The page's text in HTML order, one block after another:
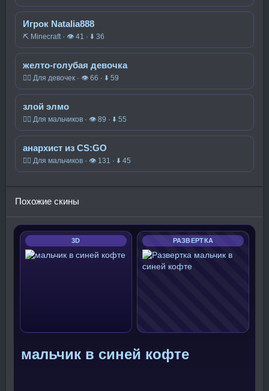
Игрок Natalia888
⛏️ Minecraft · 👁 41 · ⬇ 36
желто-голубая девочка
🧍‍♀️ Для девочек · 👁 66 · ⬇ 59
злой элмо
🧍‍♂️ Для мальчиков · 👁 89 · ⬇ 55
анархист из CS:GO
🧍‍♂️ Для мальчиков · 👁 131 · ⬇ 45
Похожие скины
3D РАЗВЕРТКА
мальчик в синей кофте